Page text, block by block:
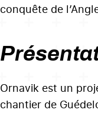
conquête de
Ornavik est un
chantier de